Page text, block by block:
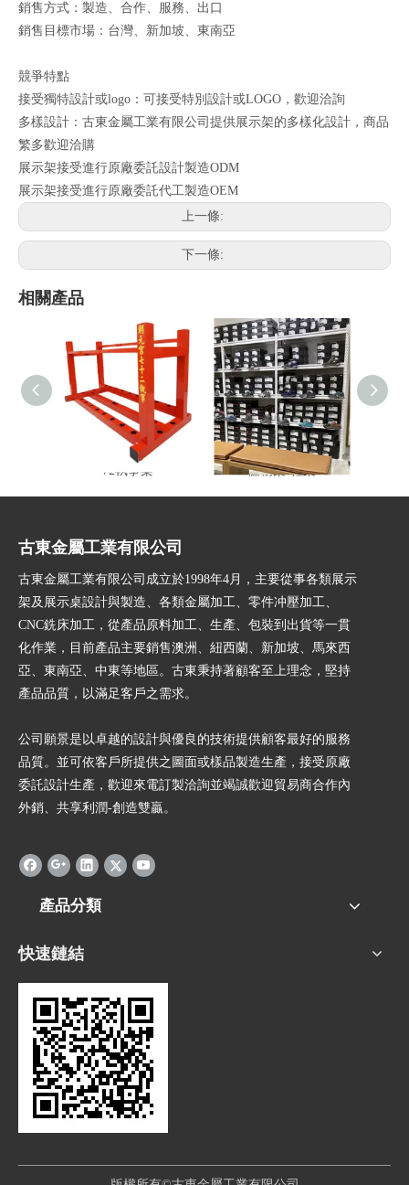
銷售方式：製造、合作、服務、出口
銷售目標市場：台灣、新加坡、東南亞
競爭特點
接受獨特設計或logo：可接受特別設計或LOGO，歡迎洽詢
多樣設計：古東金屬工業有限公司提供展示架的多樣化設計，商品
繁多歡迎洽購
展示架接受進行原廠委託設計製造ODM
展示架接受進行原廠委託代工製造OEM
上一條:
下一條:
相關產品
72執事架 儲物架-鞋架
古東金屬工業有限公司
古東金屬工業有限公司成立於1998年4月，主要從事各類展示
架及展示桌設計與製造、各類金屬加工、零件冲壓加工、
CNC銑床加工，從產品原料加工、生產、包裝到出貨等一貫
化作業，目前產品主要銷售澳洲、紐西蘭、新加坡、馬來西
亞、東南亞、中東等地區。古東秉持著顧客至上理念，堅持
產品品質，以滿足客戶之需求。
公司願景是以卓越的設計與優良的技術提供顧客最好的服務
品質。並可依客戶所提供之圖面或樣品製造生產，接受原廠
委託設計生產，歡迎來電訂製洽詢並竭誠歡迎貿易商合作內
外銷、共享利潤-創造雙贏。
產品分類
快速鏈結